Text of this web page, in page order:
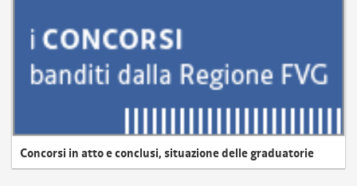
Concorsi in atto e conclusi, situazione delle graduatorie